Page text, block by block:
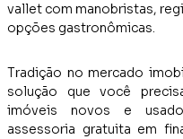
vallet com manobristas,
opções gastronômicas.
Tradição no mercado
solução que você
imóveis novos e
assessoria gratuita em